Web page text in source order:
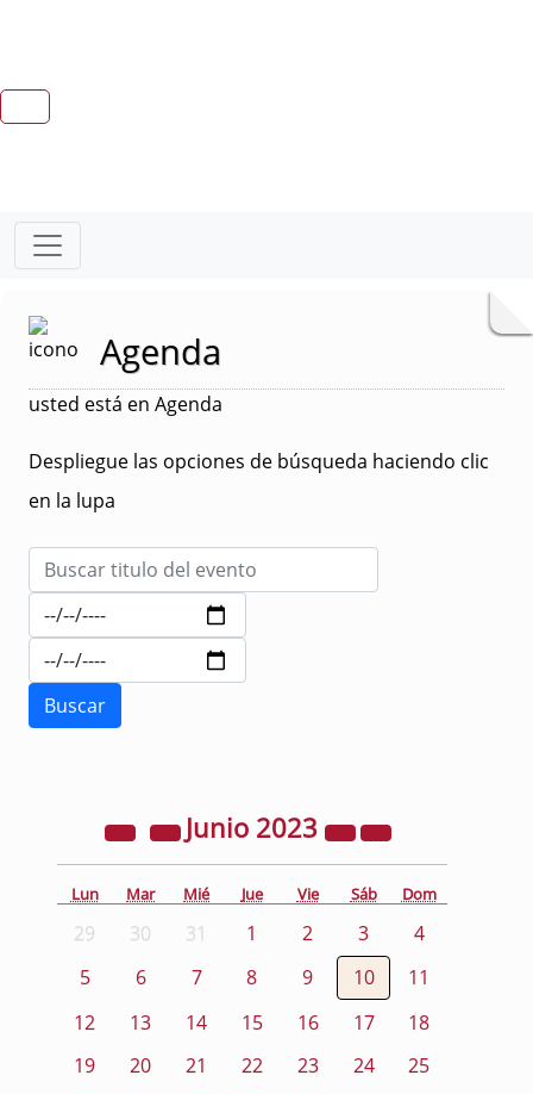
Agenda
usted está en Agenda
Despliegue las opciones de búsqueda haciendo clic
en la lupa
Junio 2023
Lun Mar Mié Jue Vie Sáb Dom
29 30 31 1 2 3
4
5
6 7 8 9 10
11
12
13 14 15 16 17
18
19
20 21 22 23 24
25